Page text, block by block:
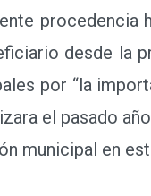
procedencia
desde la
por “la
el pasado
municipal en